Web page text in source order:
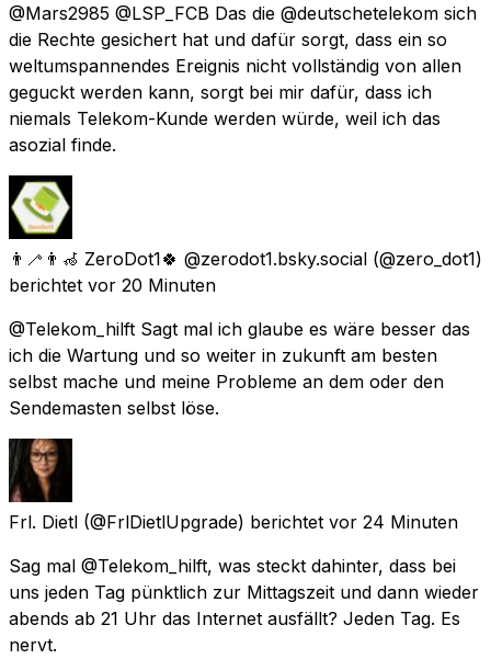
@Mars2985 @LSP_FCB Das die @deutschetelekom sich
die Rechte gesichert hat und dafür sorgt, dass ein so
weltumspannendes Ereignis nicht vollständig von allen
geguckt werden kann, sorgt bei mir dafür, dass ich
niemals Telekom-Kunde werden würde, weil ich das
asozial finde.
👨‍🦯👨‍🦽 ZeroDot1🍀 @zerodot1.bsky.social (@zero_dot1)
berichtet vor 20 Minuten
@Telekom_hilft Sagt mal ich glaube es wäre besser das
ich die Wartung und so weiter in zukunft am besten
selbst mache und meine Probleme an dem oder den
Sendemasten selbst löse.
Frl. Dietl (@FrlDietlUpgrade) berichtet vor 24 Minuten
Sag mal @Telekom_hilft, was steckt dahinter, dass bei
uns jeden Tag pünktlich zur Mittagszeit und dann wieder
abends ab 21 Uhr das Internet ausfällt? Jeden Tag. Es
nervt.